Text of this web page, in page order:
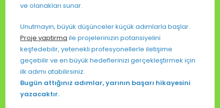
ve olanakları sunar.
Unutmayın, büyük düşünceler küçük adımlarla başlar.
Proje yaptirma ile projelerinizin potansiyelini
keşfedebilir, yetenekli profesyonellerle iletişime
geçebilir ve en büyük hedeflerinizi gerçekleştirmek için
ilk adımı atabilirsiniz.
Bugün attığınız adımlar, yarının başarı hikayesini
yazacaktır.